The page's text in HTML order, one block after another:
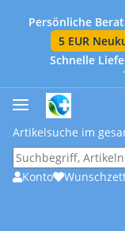
Persönliche
5 EUR
Schnelle
Artikelsuche im
Konto